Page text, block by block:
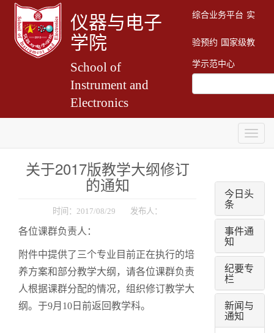
仪器与电子
学院
School of
Instrument and
Electronics
综合业务平台 实
验预约 国家级教
学示范中心
关于2017版教学大纲修订
的通知
时间：2017/08/29 发布人：
各位课群负责人：
附件中提供了三个专业目前正在执行的培
养方案和部分教学大纲，请各位课群负责
人根据课群分配的情况，组织修订教学大
纲。于9月10日前返回教学科。
今日头
条
事件通
知
纪要专
栏
新闻与
通知